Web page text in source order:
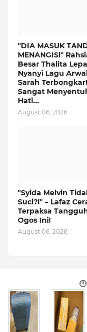
"DIA MASUK
MENANGIS!"
Besar Thalita
Nyanyi Lagu
Sarah Terbongkar!
Sangat
Hati...
August 06, 2026
"Syida Melvin
Suci?!" – Lafaz
Terpaksa
Ogos Ini!
August 06, 2026